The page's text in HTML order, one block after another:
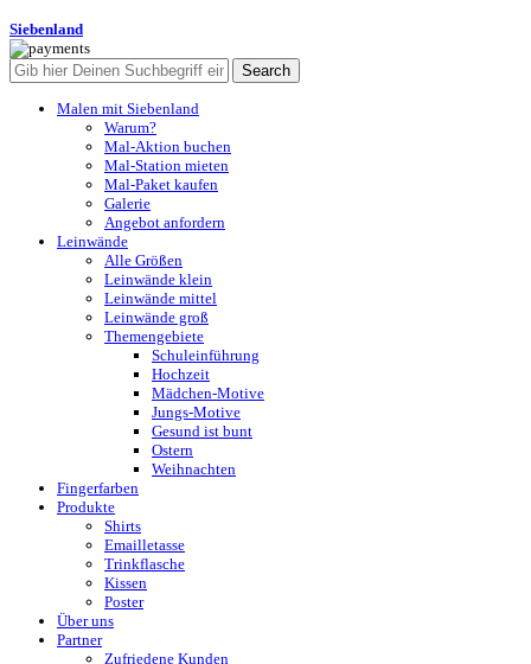
Siebenland
Search
Malen mit Siebenland
Warum?
Mal-Aktion buchen
Mal-Station mieten
Mal-Paket kaufen
Galerie
Angebot anfordern
Leinwände
Alle Größen
Leinwände klein
Leinwände mittel
Leinwände groß
Themengebiete
Schuleinführung
Hochzeit
Mädchen-Motive
Jungs-Motive
Gesund ist bunt
Ostern
Weihnachten
Fingerfarben
Produkte
Shirts
Emailletasse
Trinkflasche
Kissen
Poster
Über uns
Partner
Zufriedene Kunden